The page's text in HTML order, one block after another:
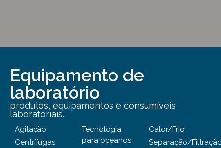
Equipamento de
laboratório
produtos, equipamentos e consumíveis
laboratoriais.
Agitação
Centrífugas
Tecnologia
para oceanos
Calor/Frio
Separação/